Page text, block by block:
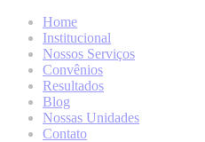
Home
Institucional
Nossos Serviços
Convênios
Resultados
Blog
Nossas Unidades
Contato